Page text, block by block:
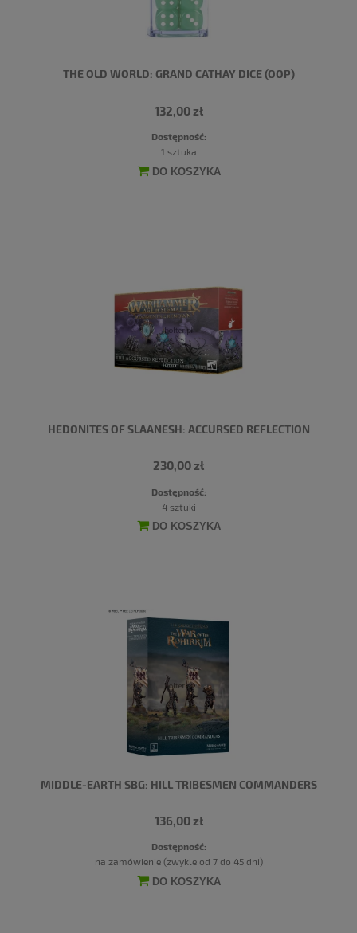
THE OLD WORLD: GRAND CATHAY DICE (OOP)
132,00 zł
Dostępność:
1 sztuka
DO KOSZYKA
HEDONITES OF SLAANESH: ACCURSED REFLECTION
230,00 zł
Dostępność:
4 sztuki
DO KOSZYKA
MIDDLE-EARTH SBG: HILL TRIBESMEN COMMANDERS
136,00 zł
Dostępność:
na zamówienie (zwykle od 7 do 45 dni)
DO KOSZYKA